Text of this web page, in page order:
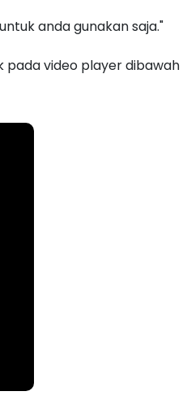
anda gunakan saja."
pada video player dibawah